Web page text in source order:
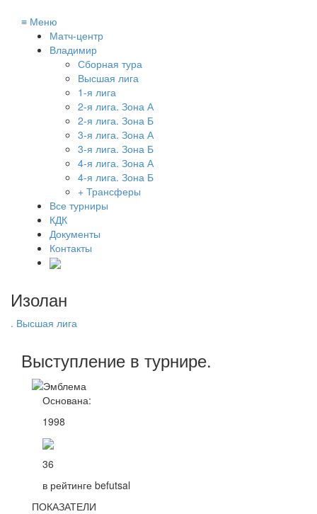
≡ Меню
Матч-центр
Владимир
Сборная тура
Высшая лига
1-я лига
2-я лига. Зона А
2-я лига. Зона Б
3-я лига. Зона А
3-я лига. Зона Б
4-я лига. Зона А
4-я лига. Зона Б
+ Трансферы
Все турниры
КДК
Документы
Контакты
Изолан
. Высшая лига
Выступление в турнире.
Основана:
1998
36
в рейтинге befutsal
ПОКАЗАТЕЛИ